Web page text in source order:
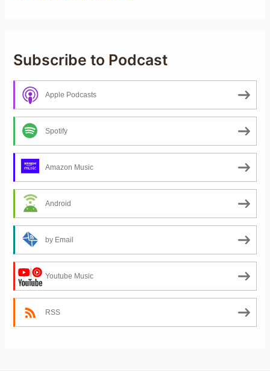
Subscribe to Podcast
Apple Podcasts
Spotify
Amazon Music
Android
by Email
Youtube Music
RSS